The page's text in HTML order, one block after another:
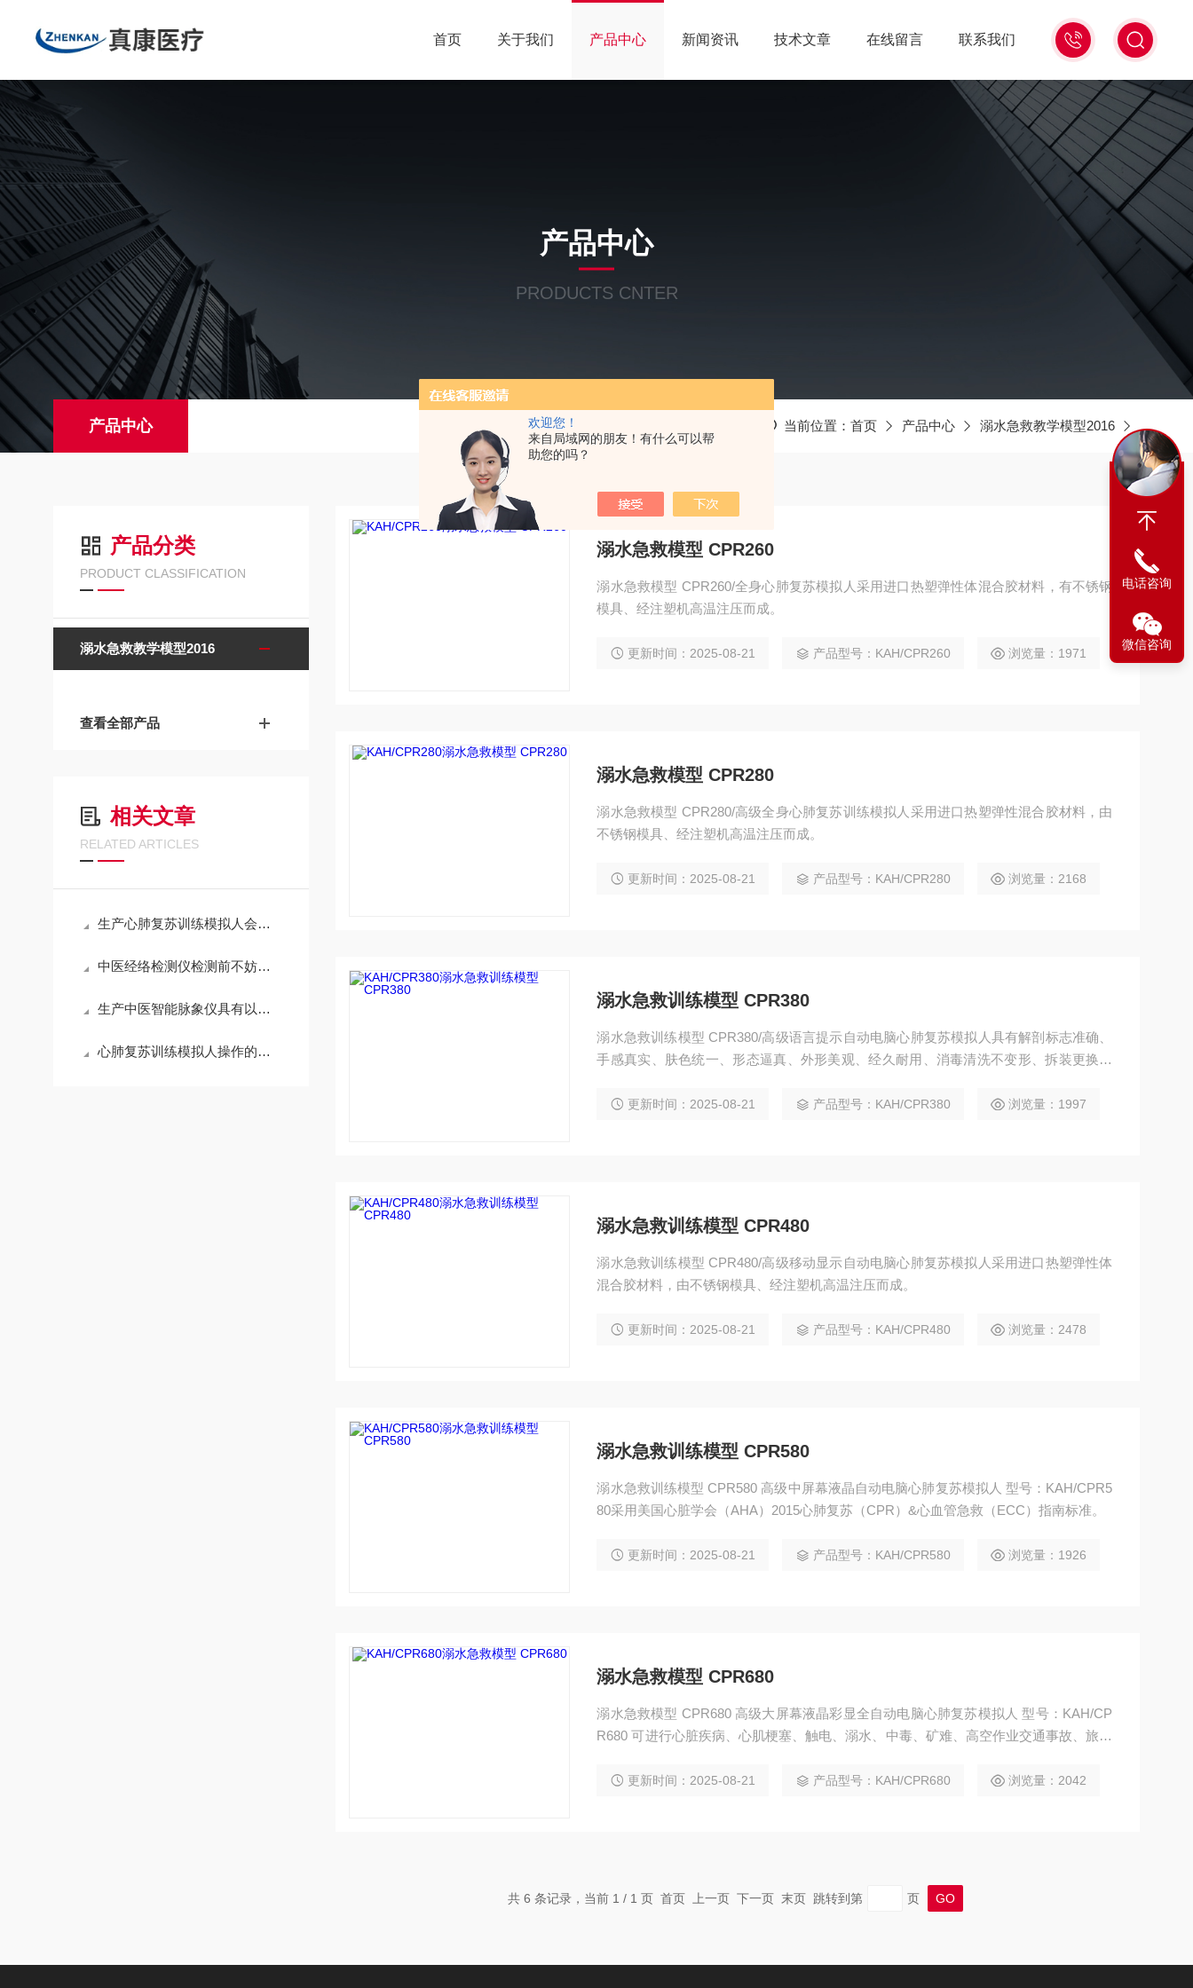
欢迎您！
来自局域网的朋友！有什么可以帮
助您的吗？
021-
56528785
首页 关于我们 产品中心 新闻资讯 技术文章 在线留言 联系我们
产品中心
PRODUCTS CNTER
产品中心 当前位置： 首页 产品中心 溺水急救教学模型2016
产品分类
PRODUCT CLASSIFICATION
溺水急救教学模型2016
查看全部产品
相关文章
RELATED ARTICLES
生产心肺复苏训练模拟人会是急救领域*的产品
中医经络检测仪检测前不妨先来看看这篇文章
生产中医智能脉象仪具有以下优势
心肺复苏训练模拟人操作的常见误区与纠正方法
溺水急救模型 CPR260
溺水急救模型 CPR260/全身心肺复苏模拟人采用进口热塑弹性体混合胶材料，有不锈钢
模具、经注塑机高温注压而成。
更新时间：2025-08-21 产品型号：KAH/CPR260 浏览量：1971
溺水急救模型 CPR280
溺水急救模型 CPR280/高级全身心肺复苏训练模拟人采用进口热塑弹性混合胶材料，由
不锈钢模具、经注塑机高温注压而成。
更新时间：2025-08-21 产品型号：KAH/CPR280 浏览量：2168
溺水急救训练模型 CPR380
溺水急救训练模型 CPR380/高级语言提示自动电脑心肺复苏模拟人具有解剖标志准确、
手感真实、肤色统一、形态逼真、外形美观、经久耐用、消毒清洗不变形、拆装更换方
更新时间：2025-08-21 产品型号：KAH/CPR380 浏览量：1997
溺水急救训练模型 CPR480
溺水急救训练模型 CPR480/高级移动显示自动电脑心肺复苏模拟人采用进口热塑弹性体
混合胶材料，由不锈钢模具、经注塑机高温注压而成。
更新时间：2025-08-21 产品型号：KAH/CPR480 浏览量：2478
溺水急救训练模型 CPR580
溺水急救训练模型 CPR580 高级中屏幕液晶自动电脑心肺复苏模拟人 型号：KAH/CPR5
80采用美国心脏学会（AHA）2015心肺复苏（CPR）&心血管急救（ECC）指南标准。
更新时间：2025-08-21 产品型号：KAH/CPR580 浏览量：1926
溺水急救模型 CPR680
溺水急救模型 CPR680 高级大屏幕液晶彩显全自动电脑心肺复苏模拟人 型号：KAH/CP
R680 可进行心脏疾病、心肌梗塞、触电、溺水、中毒、矿难、高空作业交通事故、旅游
更新时间：2025-08-21 产品型号：KAH/CPR680 浏览量：2042
共 6 条记录，当前 1 / 1 页 首页 上一页 下一页 末页 跳转到第 页
电话咨询
微信咨询